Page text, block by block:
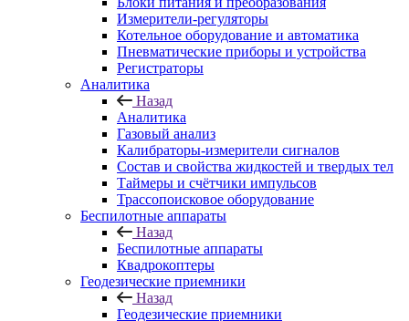
Измерители-регуляторы
Котельное оборудование и автоматика
Пневматические приборы и устройства
Регистраторы
Аналитика
Назад
Аналитика
Газовый анализ
Калибраторы-измерители сигналов
Состав и свойства жидкостей и твердых тел
Таймеры и счётчики импульсов
Трассопоисковое оборудование
Беспилотные аппараты
Назад
Беспилотные аппараты
Квадрокоптеры
Геодезические приемники
Назад
Геодезические приемники